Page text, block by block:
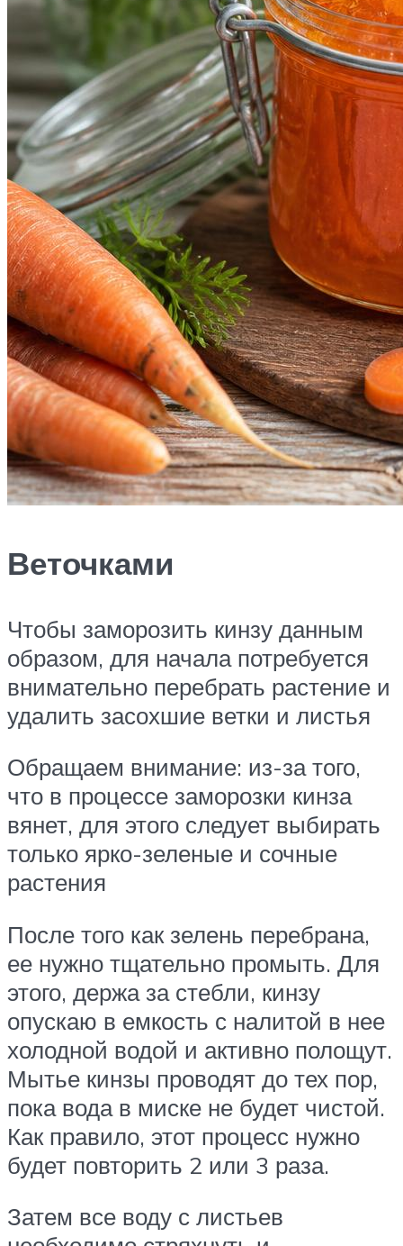
Веточками
Чтобы заморозить кинзу данным
образом, для начала потребуется
внимательно перебрать растение и
удалить засохшие ветки и листья
Обращаем внимание: из-за того,
что в процессе заморозки кинза
вянет, для этого следует выбирать
только ярко-зеленые и сочные
растения
После того как зелень перебрана,
ее нужно тщательно промыть. Для
этого, держа за стебли, кинзу
опускаю в емкость с налитой в нее
холодной водой и активно полощут.
Мытье кинзы проводят до тех пор,
пока вода в миске не будет чистой.
Как правило, этот процесс нужно
будет повторить 2 или 3 раза.
Затем все воду с листьев